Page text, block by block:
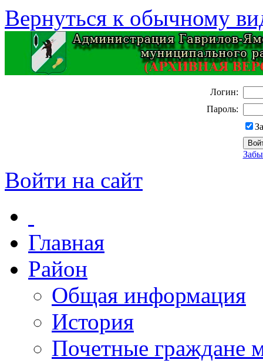
Вернуться к обычному
Логин:
Пароль:
Войти на сайт
Главная
Район
Общая информация
История
Почетные граждане